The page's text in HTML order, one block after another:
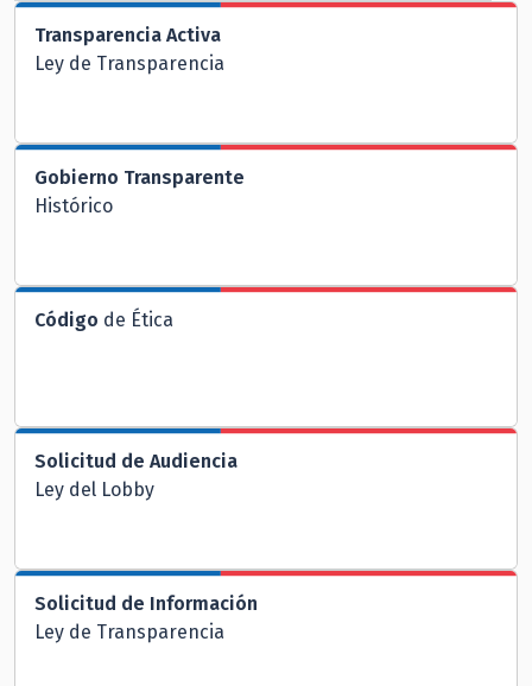
Transparencia Activa
Ley de Transparencia
Gobierno Transparente
Histórico
Código de Ética
Solicitud de Audiencia
Ley del Lobby
Solicitud de Información
Ley de Transparencia